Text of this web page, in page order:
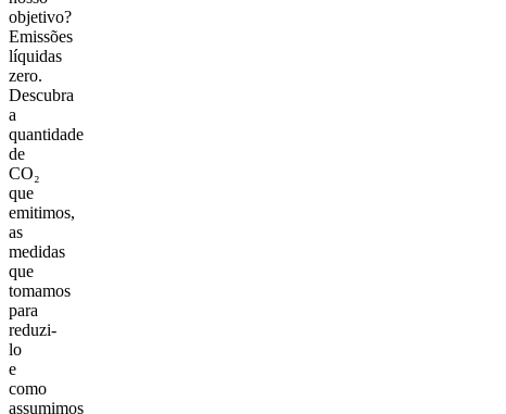
objetivo?
Emissões
líquidas
zero.
Descubra
a
quantidade
de
CO₂
que
emitimos,
as
medidas
que
tomamos
para
reduzi-
lo
e
como
assumimos